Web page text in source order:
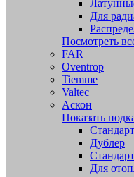
Для
Посмотреть
FAR
Oventrop
Tiemme
Valtec
Аскон
Показать
Дублер
Стандарт
Для